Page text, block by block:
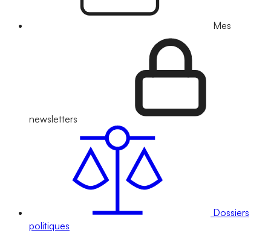
Mes
newsletters
Dossiers
politiques